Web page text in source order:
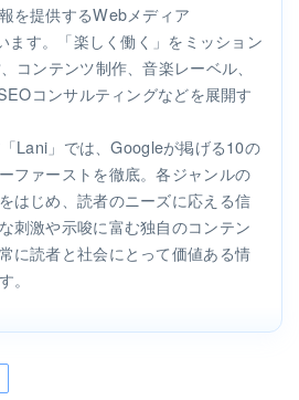
を提供するWebメディア
ます。「楽しく働く」をミッション
コンテンツ制作、音楽レーベル、
コンサルティングなどを展開す
Lani」では、Googleが掲げる10の
ファーストを徹底。各ジャンルの
はじめ、読者のニーズに応える信
刺激や示唆に富む独自のコンテン
に読者と社会にとって価値ある情
。